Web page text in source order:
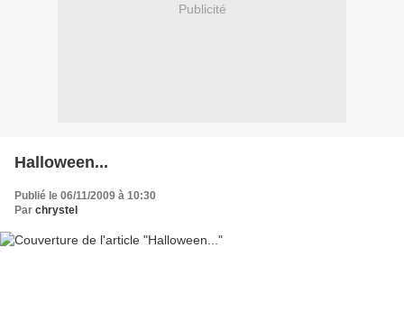
Publicité
Halloween...
Publié le 06/11/2009 à 10:30
Par chrystel